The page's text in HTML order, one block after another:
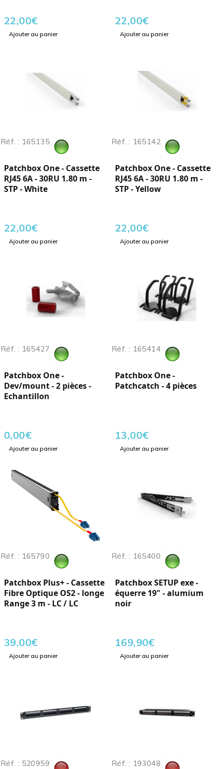
22,00€
Ajouter au panier
22,00€
Ajouter au panier
Réf. : 165135
Patchbox One - Cassette
RJ45 6A - 30RU 1.80 m -
STP - White
22,00€
Ajouter au panier
Réf. : 165142
Patchbox One - Cassette
RJ45 6A - 30RU 1.80 m -
STP - Yellow
22,00€
Ajouter au panier
Réf. : 165427
Patchbox One -
Dev/mount - 2 pièces -
Echantillon
0,00€
Ajouter au panier
Réf. : 165414
Patchbox One -
Patchcatch - 4 pièces
13,00€
Ajouter au panier
Réf. : 165790
Patchbox Plus+ - Cassette
Fibre Optique OS2 - longe
Range 3 m - LC / LC
39,00€
Ajouter au panier
Réf. : 165400
Patchbox SETUP exe -
équerre 19" - alumium
noir
169,90€
Ajouter au panier
Réf. : 520959 Réf. : 193048